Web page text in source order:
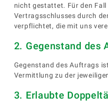
nicht gestattet. Für den Fall
Vertragsschlusses durch
verpflichtet, die mit uns
2. Gegenstand des
Gegenstand des Auftrags
Vermittlung zu der
3. Erlaubte